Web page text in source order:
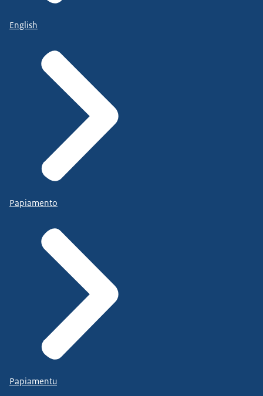
English
Papiamento
Papiamentu